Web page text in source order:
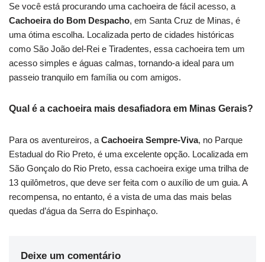
Se você está procurando uma cachoeira de fácil acesso, a
Cachoeira do Bom Despacho, em Santa Cruz de Minas, é
uma ótima escolha. Localizada perto de cidades históricas
como São João del-Rei e Tiradentes, essa cachoeira tem um
acesso simples e águas calmas, tornando-a ideal para um
passeio tranquilo em família ou com amigos.
Qual é a cachoeira mais desafiadora em Minas Gerais?
Para os aventureiros, a Cachoeira Sempre-Viva, no Parque
Estadual do Rio Preto, é uma excelente opção. Localizada em
São Gonçalo do Rio Preto, essa cachoeira exige uma trilha de
13 quilômetros, que deve ser feita com o auxílio de um guia. A
recompensa, no entanto, é a vista de uma das mais belas
quedas d’água da Serra do Espinhaço.
Deixe um comentário